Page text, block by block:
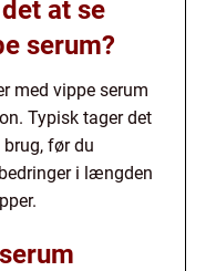
at se
serum?
med vippe serum
Typisk tager det
før du
i længden